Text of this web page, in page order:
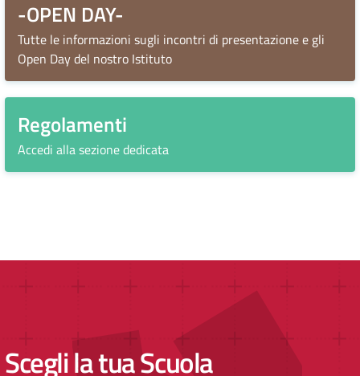
-OPEN DAY-
Tutte le informazioni sugli incontri di presentazione e gli
Open Day del nostro Istituto
Regolamenti
Accedi alla sezione dedicata
Scegli la tua Scuola